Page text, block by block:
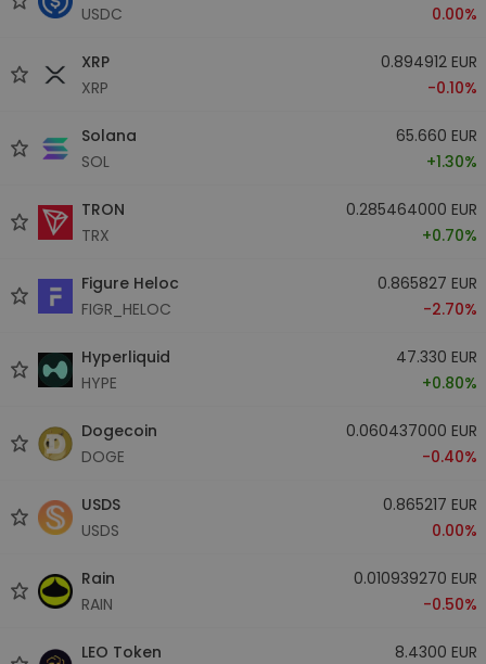
USDC
0.00%
XRP
XRP
0.894912 EUR
-0.10%
Solana
SOL
65.660 EUR
+1.30%
TRON
TRX
0.285464000 EUR
+0.70%
Figure Heloc
FIGR_HELOC
0.865827 EUR
-2.70%
Hyperliquid
HYPE
47.330 EUR
+0.80%
Dogecoin
DOGE
0.060437000 EUR
-0.40%
USDS
USDS
0.865217 EUR
0.00%
Rain
RAIN
0.010939270 EUR
-0.50%
LEO Token
8.4300 EUR